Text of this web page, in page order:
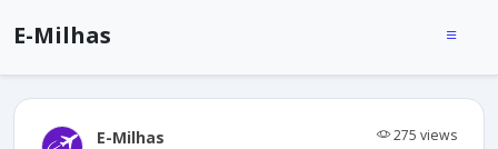
E-Milhas
E-Milhas 275 views